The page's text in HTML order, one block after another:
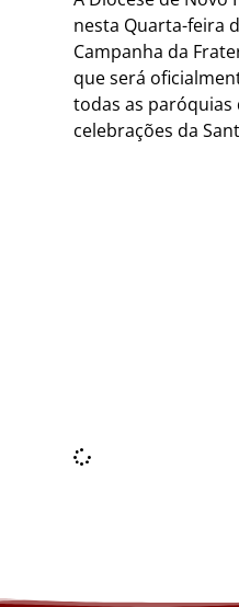
nesta Quarta-feira
Campanha da
que será
todas as paróquias
celebrações da